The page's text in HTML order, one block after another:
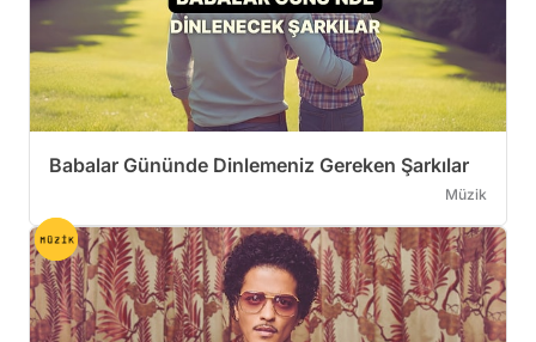
Babalar Gününde Dinlemeniz Gereken Şarkılar
Müzik